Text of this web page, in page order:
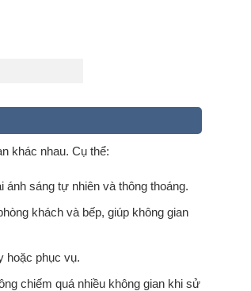
khác nhau. Cụ thể:
sáng tự nhiên và thông thoáng.
khách và bếp, giúp không gian
hoặc phục vụ.
chiếm quá nhiều không gian khi sử